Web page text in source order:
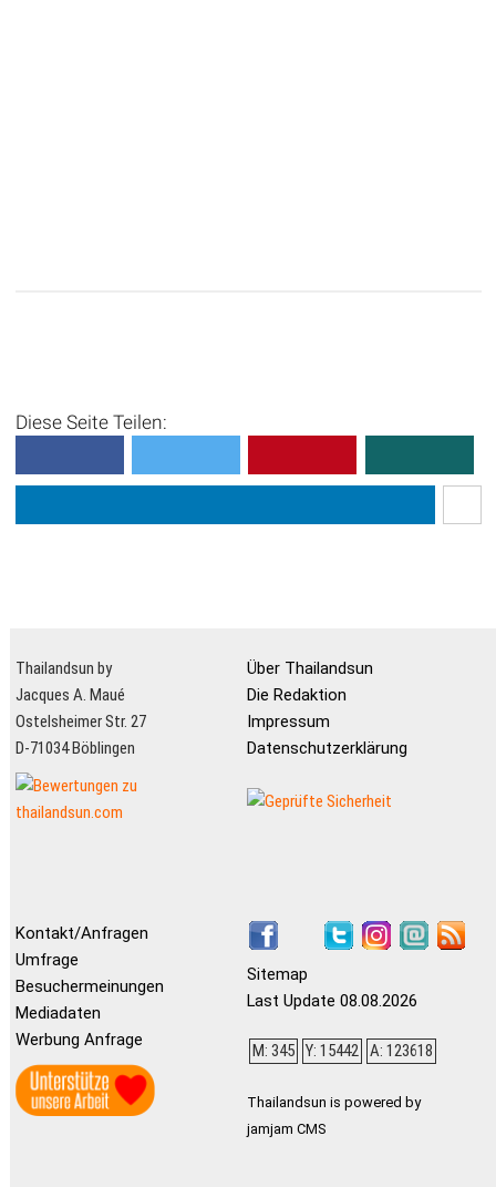
Diese Seite Teilen:
Thailandsun by
Jacques A. Maué
Ostelsheimer Str. 27
D-71034 Böblingen
Über Thailandsun
Die Redaktion
Impressum
Datenschutzerklärung
Kontakt/Anfragen
Umfrage
Besuchermeinungen
Mediadaten
Werbung Anfrage
Sitemap
Last Update 08.08.2026
M: 345 Y: 15442 A: 123618
Thailandsun is powered by
jamjam CMS